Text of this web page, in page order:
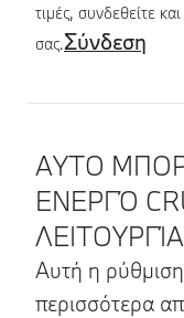
τιμές, συνδεθείτε
σας.Σύνδεση
ΑΥΤΟ
ΕΝΕΡΓΌ
Αυτή η
περισσότερα